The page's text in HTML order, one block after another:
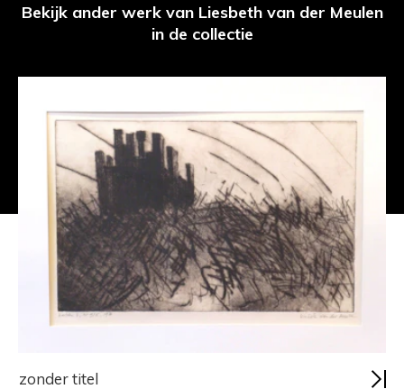
Bekijk ander werk van Liesbeth van der Meulen
in de collectie
zonder titel